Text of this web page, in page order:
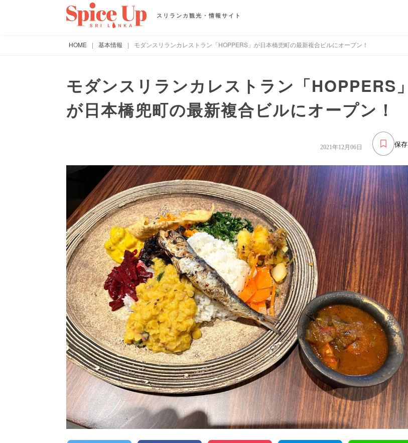
スリランカ観光・情報サイト
HOME | 基本情報 | モダンスリランカレストラン「HOPPERS」が日本橋兜町の最新複合ビルにオープン！
モダンスリランカレストラン「HOPPERS」
が日本橋兜町の最新複合ビルにオープン！
保存
2021年12月06日